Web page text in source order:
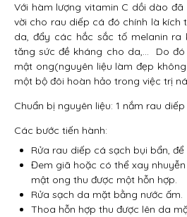
Với hàm lượng vitamin C dồi dào
vời cho rau diếp cá đó chính là kích
da, đẩy các hắc sắc tố melanin ra
tăng sức đề kháng cho da,… Do
mật ong(nguyên liệu làm đẹp
một bộ đôi hoàn hảo trong việc trị
Chuẩn bị nguyên liệu: 1 nắm rau
Các bước tiến hành:
Rửa rau diếp cá sạch bụi bẩn, để
Đem giã hoặc có thể xay
mật ong thu được một hỗn hợp.
Rửa sạch da mặt bằng nước ấm.
Thoa hỗn hợp thu được lên da